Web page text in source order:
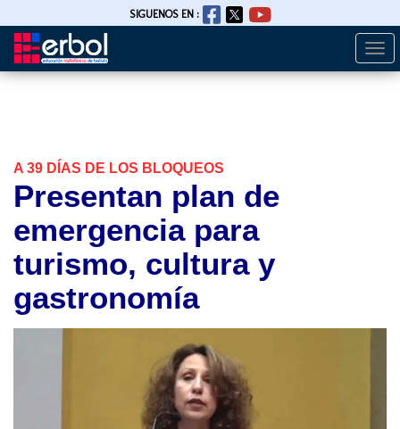
Pasar
SIGUENOS EN :
A 39 DÍAS DE LOS BLOQUEOS
Presentan plan de
emergencia para
turismo, cultura y
gastronomía